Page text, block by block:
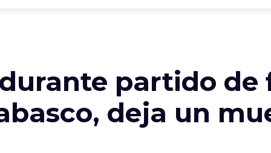
partido de
deja un